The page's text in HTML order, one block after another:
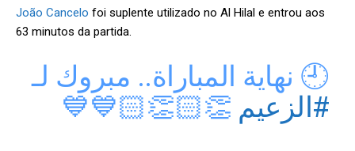
João Cancelo foi suplente utilizado no Al Hilal e entrou aos
63 minutos da partida.
🕘 نهاية المباراة.. مبروك لـ
#الزعيم ⁩ 👏🏻👏🏻💙💙